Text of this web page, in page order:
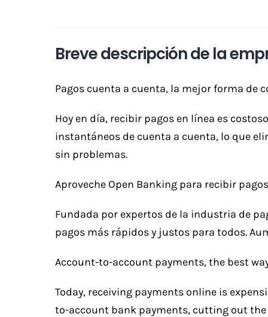
Breve descripción de la
Pagos cuenta a cuenta, la mejor forma de
Hoy en día, recibir pagos en línea es
instantáneos de cuenta a cuenta, lo que
sin problemas.
Aproveche Open Banking para recibir
Fundada por expertos de la industria de
pagos más rápidos y justos para todos.
Account-to-account payments, the best
Today, receiving payments online is
to-account bank payments, cutting out